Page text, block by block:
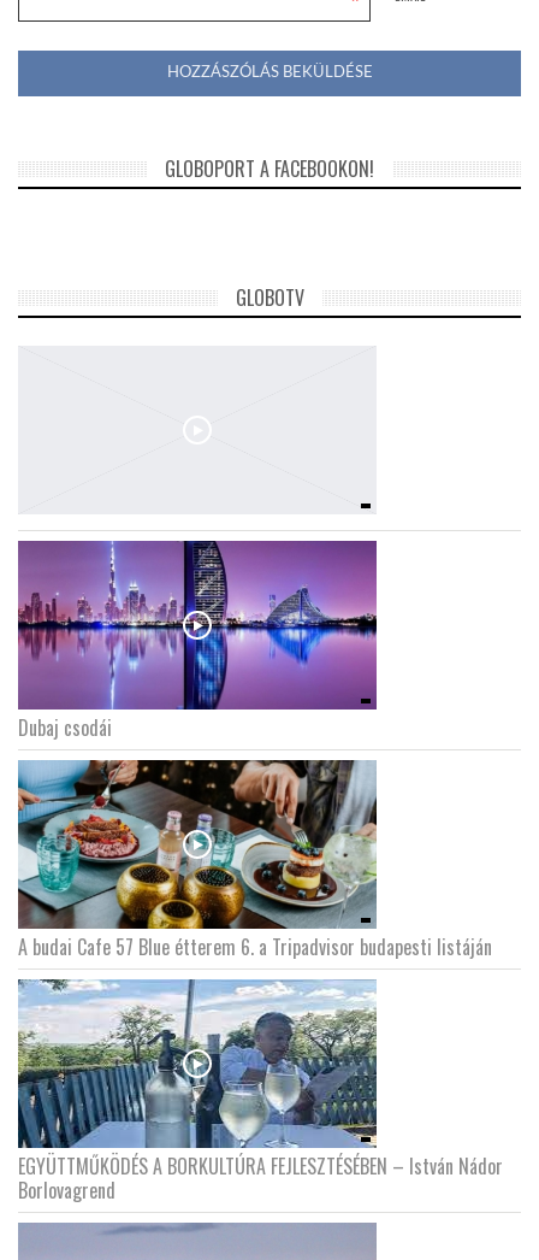
GLOBOPORT A FACEBOOKON!
GLOBOTV
Dubaj csodái
A budai Cafe 57 Blue étterem 6. a Tripadvisor budapesti listáján
EGYÜTTMŰKÖDÉS A BORKULTÚRA FEJLESZTÉSÉBEN – István Nádor
Borlovagrend